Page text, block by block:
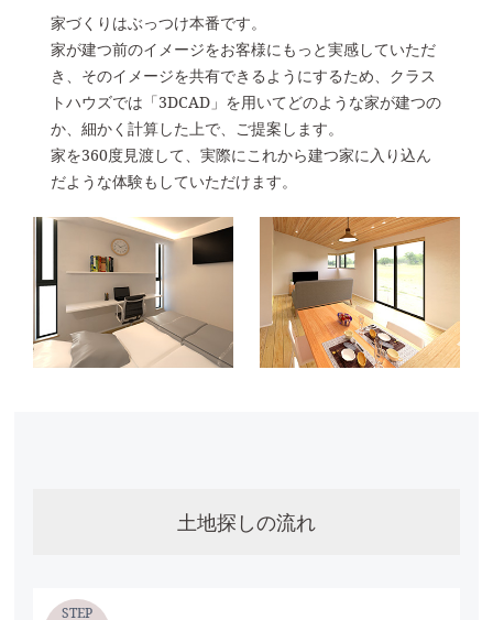
家づくりはぶっつけ本番です。
家が建つ前のイメージをお客様にもっと実感していただ
き、そのイメージを共有できるようにするため、クラス
トハウズでは「3DCAD」を用いてどのような家が建つの
か、細かく計算した上で、ご提案します。
家を360度見渡して、実際にこれから建つ家に入り込ん
だような体験もしていただけます。
土地探しの流れ
STEP